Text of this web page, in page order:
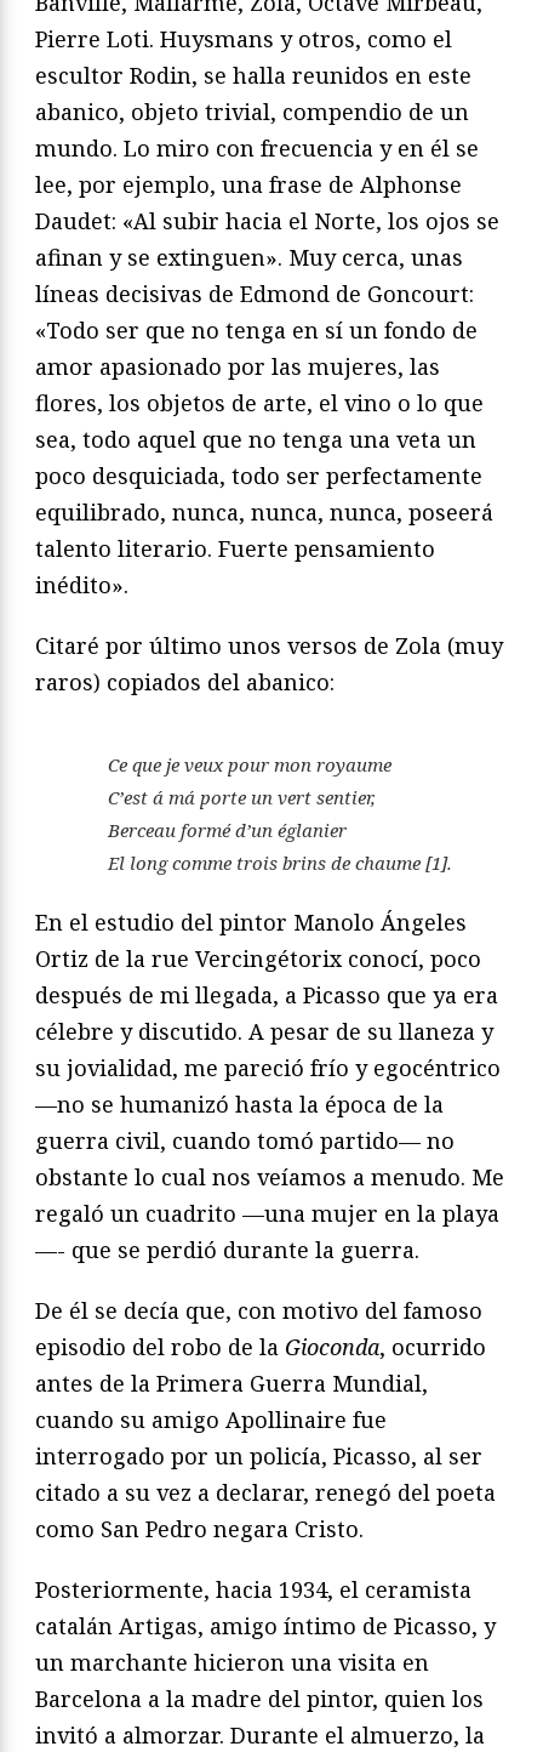
Pierre Loti. Huysmans y otros, como el
escultor Rodin, se halla reunidos en este
abanico, objeto trivial, compendio de un
mundo. Lo miro con frecuencia y en él se
lee, por ejemplo, una frase de Alphonse
Daudet: «Al subir hacia el Norte, los ojos se
afinan y se extinguen». Muy cerca, unas
líneas decisivas de Edmond de Goncourt:
«Todo ser que no tenga en sí un fondo de
amor apasionado por las mujeres, las
flores, los objetos de arte, el vino o lo que
sea, todo aquel que no tenga una veta un
poco desquiciada, todo ser perfectamente
equilibrado, nunca, nunca, nunca, poseerá
talento literario. Fuerte pensamiento
inédito».
Citaré por último unos versos de Zola (muy
raros) copiados del abanico:
Ce que je veux pour mon royaume
C’est á má porte un vert sentier,
Berceau formé d’un églanier
El long comme trois brins de chaume [1].
En el estudio del pintor Manolo Ángeles
Ortiz de la rue Vercingétorix conocí, poco
después de mi llegada, a Picasso que ya era
célebre y discutido. A pesar de su llaneza y
su jovialidad, me pareció frío y egocéntrico
––no se humanizó hasta la época de la
guerra civil, cuando tomó partido–– no
obstante lo cual nos veíamos a menudo. Me
regaló un cuadrito —una mujer en la playa
—- que se perdió durante la guerra.
De él se decía que, con motivo del famoso
episodio del robo de la Gioconda, ocurrido
antes de la Primera Guerra Mundial,
cuando su amigo Apollinaire fue
interrogado por un policía, Picasso, al ser
citado a su vez a declarar, renegó del poeta
como San Pedro negara Cristo.
Posteriormente, hacia 1934, el ceramista
catalán Artigas, amigo íntimo de Picasso, y
un marchante hicieron una visita en
Barcelona a la madre del pintor, quien los
invitó a almorzar. Durante el almuerzo, la